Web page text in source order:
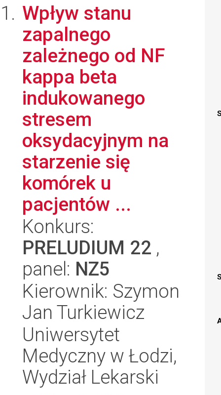
Wpływ stanu
zapalnego
zależnego od NF
kappa beta
indukowanego
stresem
oksydacyjnym na
starzenie się
komórek u
pacjentów ...
Konkurs:
PRELUDIUM 22 ,
panel: NZ5
Kierownik: Szymon
Jan Turkiewicz
Uniwersytet
Medyczny w Łodzi,
Wydział Lekarski